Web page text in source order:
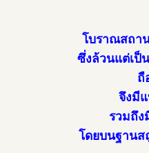
โบราณสถา
ซึ่งล้วนแต่เป็
ถื
จึงมี
รวมถึง
โดยบนฐาน